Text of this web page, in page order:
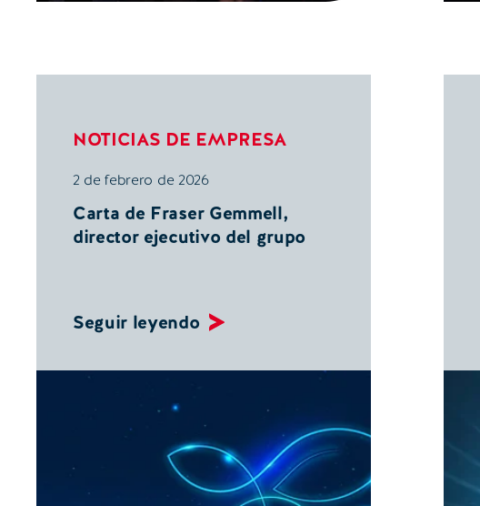
NOTICIAS DE EMPRESA
2 de febrero de 2026
Carta de Fraser Gemmell,
director ejecutivo del grupo
Seguir leyendo